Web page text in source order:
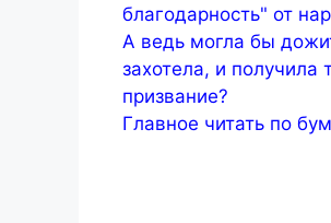
благодарность" от
А ведь могла бы
захотела, и
призвание?
Главное читать по